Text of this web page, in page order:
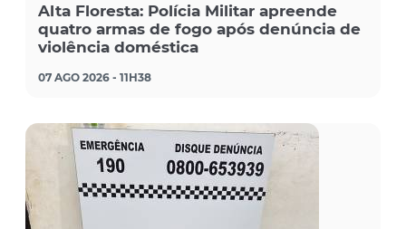
Alta Floresta: Polícia Militar apreende
quatro armas de fogo após denúncia de
violência doméstica
07 AGO 2026 - 11H38